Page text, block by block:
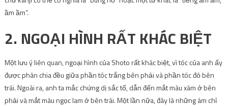
ầm ầm”.
2. NGOẠI HÌNH RẤT KHÁC BIỆT
Một lưu ý liên quan, ngoại hình của Shoto rất khác biệt, vì tóc của anh ấy
được phân chia đều giữa phần tóc trắng bên phải và phần tóc đỏ bên
trái. Ngoài ra, anh ta mắc chứng dị sắc tố, dẫn đến mắt màu xám ở bên
phải và mắt màu ngọc lam ở bên trái. Một lần nữa, đây là những ám chỉ